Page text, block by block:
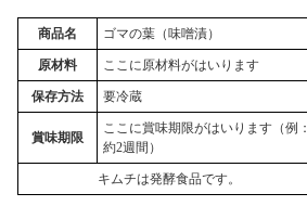
商品名 ゴマの葉（味噌漬）
原材料 ここに原材料がはいります
保存方法 要冷蔵
賞味期限
ここに賞味期限がはいります（例：
約2週間）
キムチは発酵食品です。